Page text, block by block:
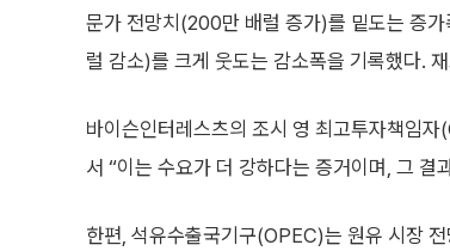
문가 전망치(200만 배럴 증가)를 밑도는 증
럴 감소)를 크게 웃도는 감소폭을 기록했다.
바이슨인터레스츠의 조시 영 최고투자책임
서 “이는 수요가 더 강하다는 증거이며, 그 결
한편, 석유수출국기구(OPEC)는 원유 시장